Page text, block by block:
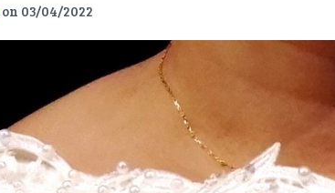
on 03/04/2022